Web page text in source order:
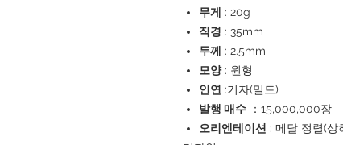
무게 : 20g
직경 : 35mm
두께 : 2.5mm
모양: 원형
인연 :기자(밀드)
발행 매수 ：15,000,000장
오리엔테이션 : 메달 정렬(상